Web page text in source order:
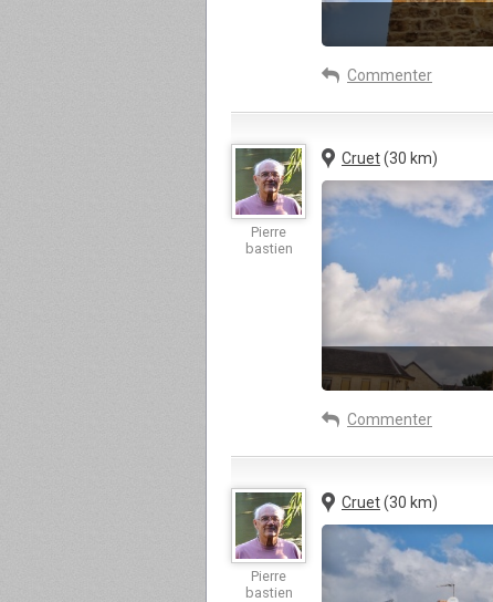
Commenter
Pierre
bastien
Cruet(30 km)
Commenter
Pierre
bastien
Cruet(30 km)